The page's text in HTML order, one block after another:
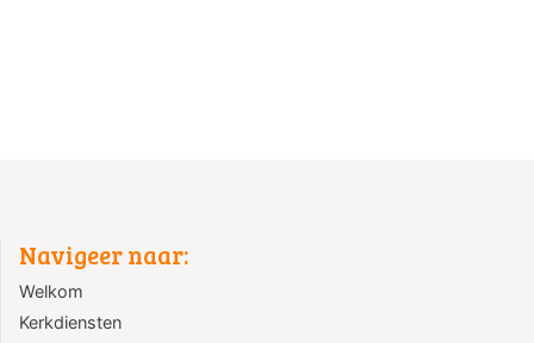
Navigeer naar:
Welkom
Kerkdiensten